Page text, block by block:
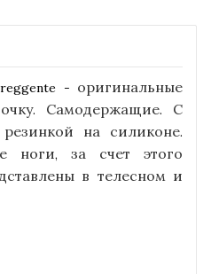
- оригинальные
. Самодержащие. С
резинкой на силиконе.
ноги, за счет
этого
в телесном и